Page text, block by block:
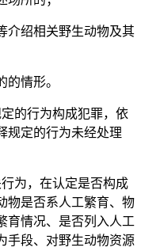
介绍相关野生动物及其
的情形。
的行为构成犯罪，依
规定的行为未经处理
为，在认定是否构成
物是否系人工繁育、物
育情况、是否列入人工
手段、对野生动物资源